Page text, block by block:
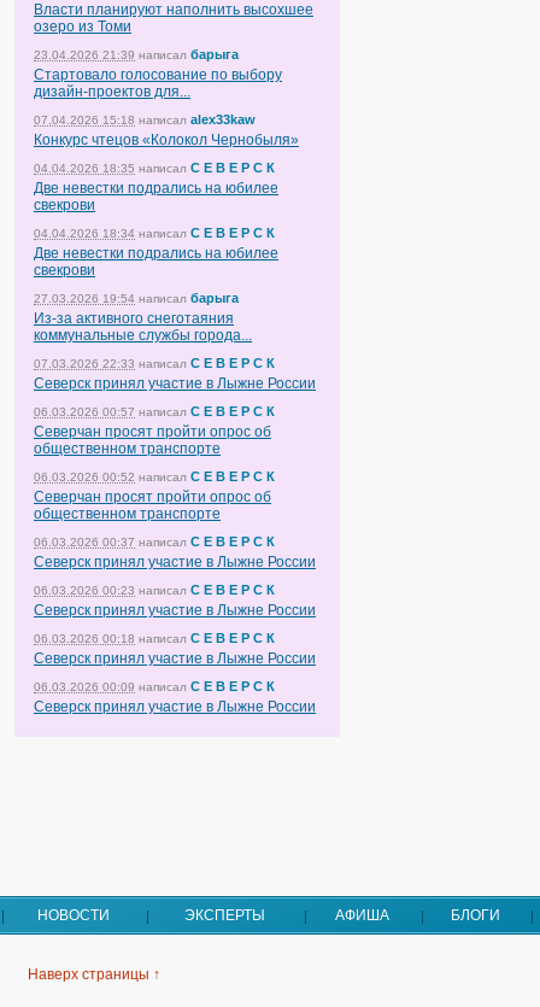
Власти планируют наполнить высохшее
озеро из Томи
23.04.2026 21:39 написал барыга
Стартовало голосование по выбору
дизайн-проектов для...
07.04.2026 15:18 написал alex33kaw
Конкурс чтецов «Колокол Чернобыля»
04.04.2026 18:35 написал С Е В Е Р С К
Две невестки подрались на юбилее
свекрови
04.04.2026 18:34 написал С Е В Е Р С К
Две невестки подрались на юбилее
свекрови
27.03.2026 19:54 написал барыга
Из-за активного снеготаяния
коммунальные службы города...
07.03.2026 22:33 написал С Е В Е Р С К
Северск принял участие в Лыжне России
06.03.2026 00:57 написал С Е В Е Р С К
Северчан просят пройти опрос об
общественном транспорте
06.03.2026 00:52 написал С Е В Е Р С К
Северчан просят пройти опрос об
общественном транспорте
06.03.2026 00:37 написал С Е В Е Р С К
Северск принял участие в Лыжне России
06.03.2026 00:23 написал С Е В Е Р С К
Северск принял участие в Лыжне России
06.03.2026 00:18 написал С Е В Е Р С К
Северск принял участие в Лыжне России
06.03.2026 00:09 написал С Е В Е Р С К
Северск принял участие в Лыжне России
НОВОСТИ ЭКСПЕРТЫ АФИША БЛОГИ
Наверх страницы ↑